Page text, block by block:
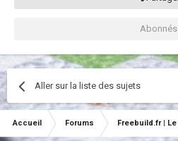
Abonnés
Aller sur la liste des sujets
Accueil Forums Freebuild.fr |